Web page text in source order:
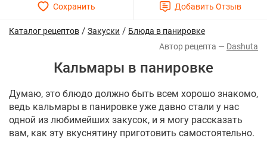
Каталог рецептов / Закуски / Блюда в панировке
Dashuta
Кальмары в панировке
Думаю, это блюдо должно быть всем хорошо знакомо,
ведь кальмары в панировке уже давно стали у нас
одной из любимейших закусок, и я могу рассказать
вам, как эту вкуснятину приготовить самостоятельно.